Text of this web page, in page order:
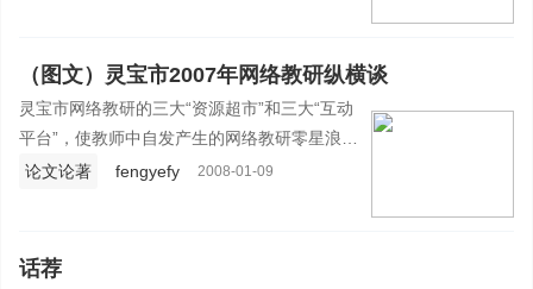
资源充分应用的难题。
（图文）灵宝市2007年网络教研纵横谈
灵宝市网络教研的三大“资源超市”和三大“互动
平台”，使教师中自发产生的网络教研零星浪
花，汇入灵宝市网络教研的滚滚浪潮，在完善
论文论著 fengyefy 2008-01-09
话荐